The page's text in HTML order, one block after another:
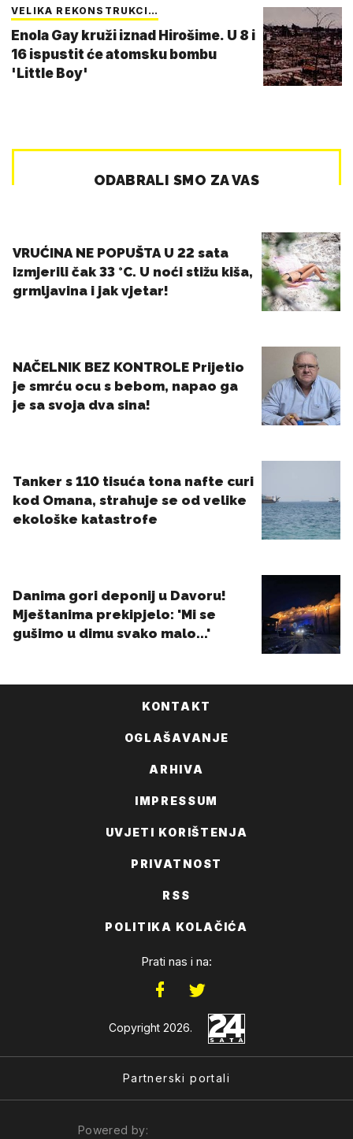
VELIKA REKONSTRUKCI…
Enola Gay kruži iznad Hirošime. U 8 i
16 ispustit će atomsku bombu
'Little Boy'
KONTAKT
OGLAŠAVANJE
ARHIVA
IMPRESSUM
UVJETI KORIŠTENJA
PRIVATNOST
RSS
POLITIKA KOLAČIĆA
Prati nas i na:
Copyright 2026.
Partnerski portali
Powered by: